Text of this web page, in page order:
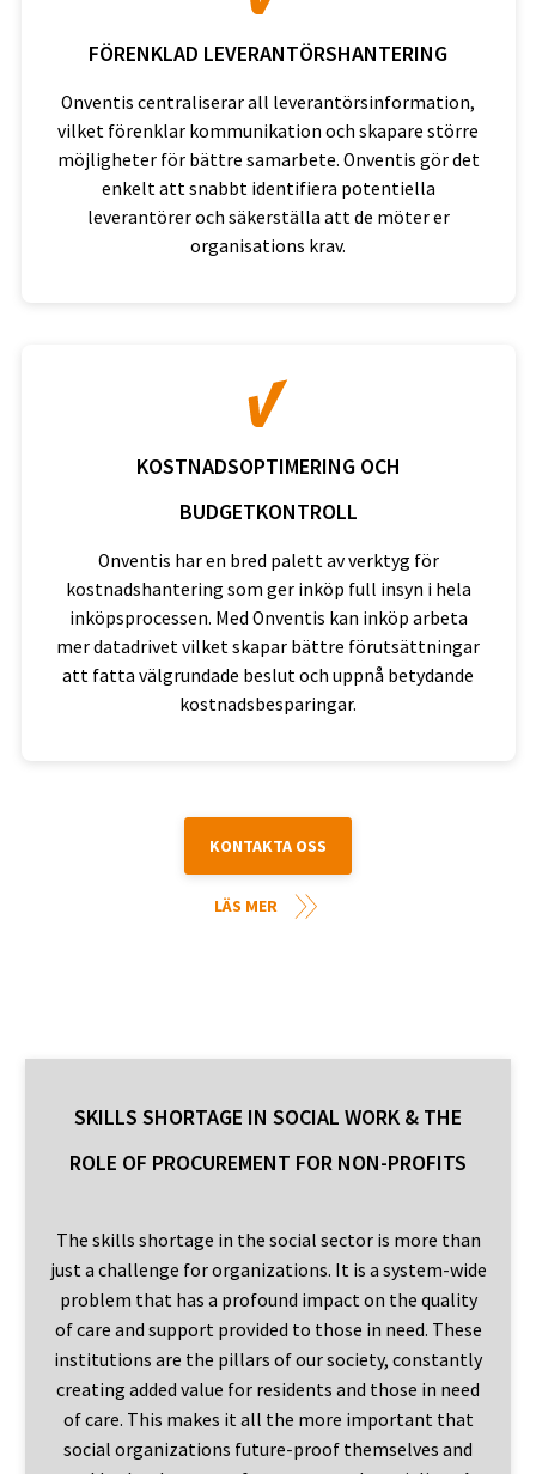
FÖRENKLAD LEVERANTÖRSHANTERING
Onventis centraliserar all leverantörsinformation,
vilket förenklar kommunikation och skapare större
möjligheter för bättre samarbete. Onventis gör det
enkelt att snabbt identifiera potentiella
leverantörer och säkerställa att de möter er
organisations krav.
KOSTNADSOPTIMERING OCH
BUDGETKONTROLL
Onventis har en bred palett av verktyg för
kostnadshantering som ger inköp full insyn i hela
inköpsprocessen. Med Onventis kan inköp arbeta
mer datadrivet vilket skapar bättre förutsättningar
att fatta välgrundade beslut och uppnå betydande
kostnadsbesparingar.
KONTAKTA OSS
LÄS MER
SKILLS SHORTAGE IN SOCIAL WORK & THE
ROLE OF PROCUREMENT FOR NON-PROFITS
The skills shortage in the social sector is more than
just a challenge for organizations. It is a system-wide
problem that has a profound impact on the quality
of care and support provided to those in need. These
institutions are the pillars of our society, constantly
creating added value for residents and those in need
of care. This makes it all the more important that
social organizations future-proof themselves and